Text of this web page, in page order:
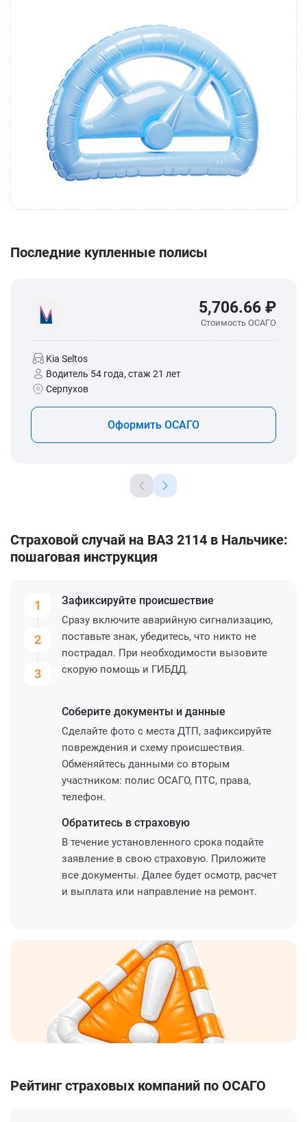
Последние купленные полисы
5,706.66 ₽
Стоимость ОСАГО
Kia Seltos
Водитель 54 года, стаж 21 лет
Серпухов
Оформить ОСАГО
Страховой случай на ВАЗ 2114 в Нальчике:
пошаговая инструкция
1
2
3
Зафиксируйте происшествие
Сразу включите аварийную сигнализацию,
поставьте знак, убедитесь, что никто не
пострадал. При необходимости вызовите
скорую помощь и ГИБДД.
Соберите документы и данные
Сделайте фото с места ДТП, зафиксируйте
повреждения и схему происшествия.
Обменяйтесь данными со вторым
участником: полис ОСАГО, ПТС, права,
телефон.
Обратитесь в страховую
В течение установленного срока подайте
заявление в свою страховую. Приложите
все документы. Далее будет осмотр, расчет
и выплата или направление на ремонт.
Рейтинг страховых компаний по ОСАГО